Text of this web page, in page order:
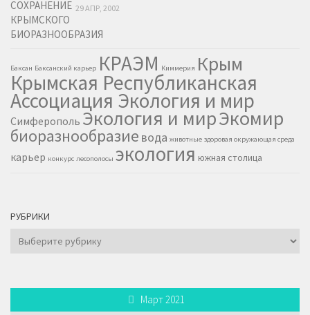
29 АПР, 2002
Баксан Баксанский карьер КРАЭМ Киммерия Крым
Крымская Республиканская
Ассоциация Экология и мир
Симферополь Экология и мирЭкомир
биоразнообразие вода животные здоровая окружающая среда
карьер конкурс лесополосы экология южная столица
РУБРИКИ
Рубрики
Март 2021